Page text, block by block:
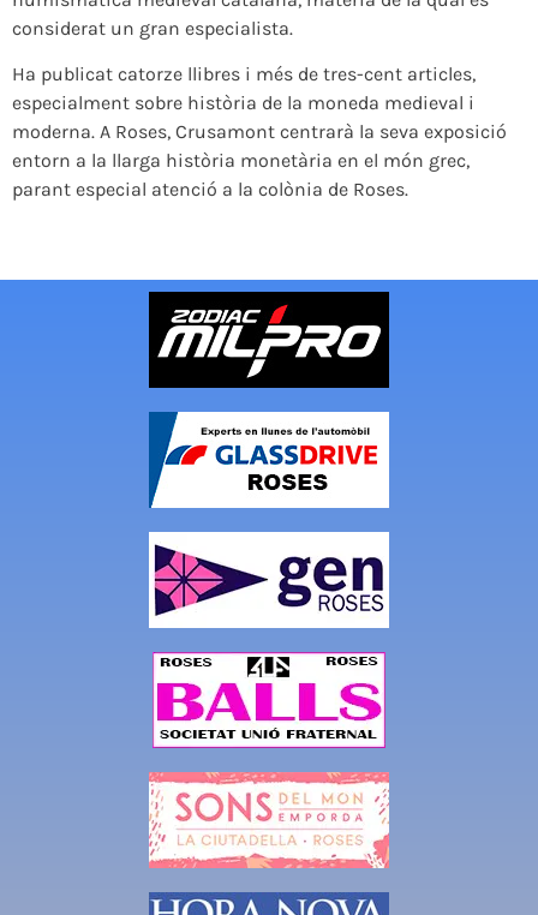
considerat un gran especialista.
Ha publicat catorze llibres i més de tres-cent articles,
especialment sobre història de la moneda medieval i
moderna. A Roses, Crusamont centrarà la seva exposició
entorn a la llarga història monetària en el món grec,
parant especial atenció a la colònia de Roses.